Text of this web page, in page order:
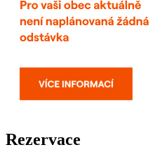
Rezervace